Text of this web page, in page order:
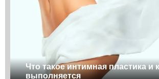
Что такое интимная пластика и
выполняется